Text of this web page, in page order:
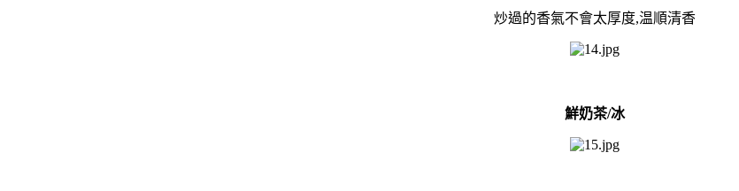
炒過的香氣不會太厚度,温順清香
鮮奶茶/冰